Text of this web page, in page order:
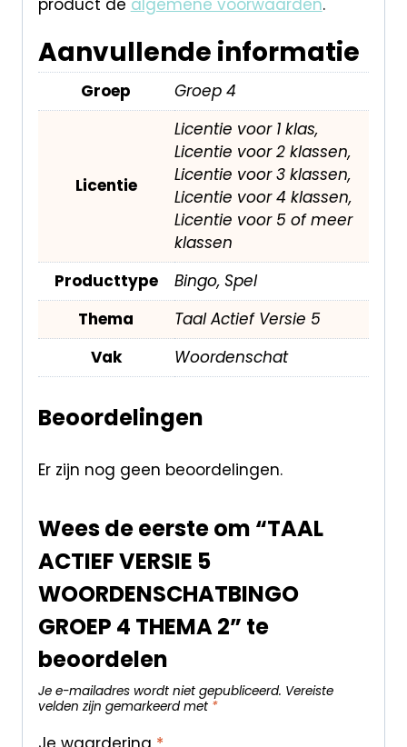
Aanvullende informatie
Groep Groep 4
Licentie
Licentie voor 1 klas,
Licentie voor 2 klassen,
Licentie voor 3 klassen,
Licentie voor 4 klassen,
Licentie voor 5 of meer
klassen
Producttype
Bingo, Spel
Thema
Taal Actief Versie 5
Vak
Woordenschat
Beoordelingen
Er zijn nog geen beoordelingen.
Wees de eerste om “TAAL
ACTIEF VERSIE 5
WOORDENSCHATBINGO
GROEP 4 THEMA 2” te
beoordelen
Je e-mailadres wordt niet gepubliceerd. Vereiste
velden zijn gemarkeerd met *